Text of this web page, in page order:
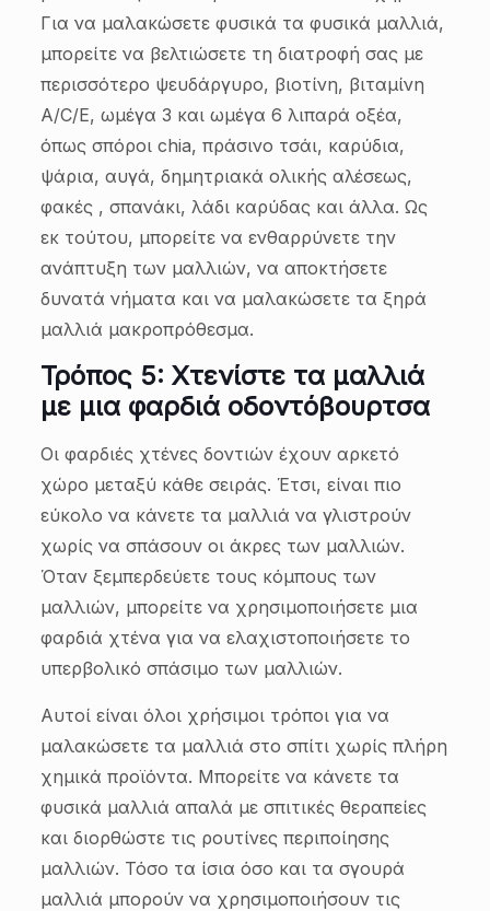
Για να μαλακώσετε φυσικά τα φυσικά μαλλιά,
μπορείτε να βελτιώσετε τη διατροφή σας με
περισσότερο ψευδάργυρο, βιοτίνη, βιταμίνη
A/C/E, ωμέγα 3 και ωμέγα 6 λιπαρά οξέα,
όπως σπόροι chia, πράσινο τσάι, καρύδια,
ψάρια, αυγά, δημητριακά ολικής αλέσεως,
φακές , σπανάκι, λάδι καρύδας και άλλα. Ως
εκ τούτου, μπορείτε να ενθαρρύνετε την
ανάπτυξη των μαλλιών, να αποκτήσετε
δυνατά νήματα και να μαλακώσετε τα ξηρά
μαλλιά μακροπρόθεσμα.
Τρόπος 5: Χτενίστε τα μαλλιά
με μια φαρδιά οδοντόβουρτσα
Οι φαρδιές χτένες δοντιών έχουν αρκετό
χώρο μεταξύ κάθε σειράς. Έτσι, είναι πιο
εύκολο να κάνετε τα μαλλιά να γλιστρούν
χωρίς να σπάσουν οι άκρες των μαλλιών.
Όταν ξεμπερδεύετε τους κόμπους των
μαλλιών, μπορείτε να χρησιμοποιήσετε μια
φαρδιά χτένα για να ελαχιστοποιήσετε το
υπερβολικό σπάσιμο των μαλλιών.
Αυτοί είναι όλοι χρήσιμοι τρόποι για να
μαλακώσετε τα μαλλιά στο σπίτι χωρίς πλήρη
χημικά προϊόντα. Μπορείτε να κάνετε τα
φυσικά μαλλιά απαλά με σπιτικές θεραπείες
και διορθώστε τις ρουτίνες περιποίησης
μαλλιών. Τόσο τα ίσια όσο και τα σγουρά
μαλλιά μπορούν να χρησιμοποιήσουν τις